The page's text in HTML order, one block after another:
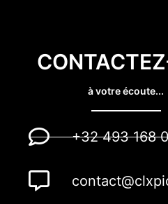
à votre écoute...
+32 493 168